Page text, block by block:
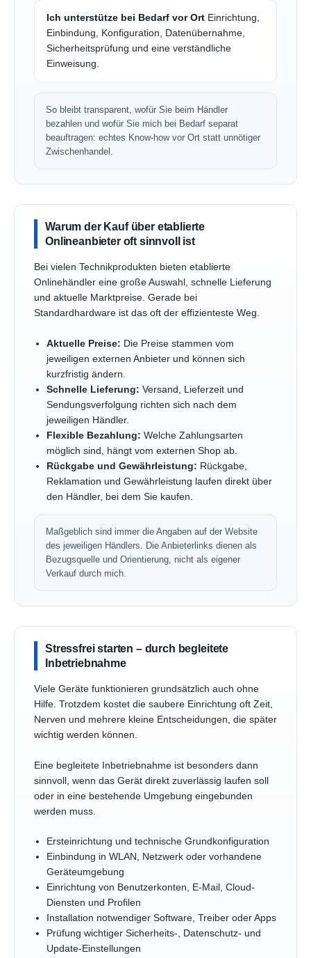
Ich unterstütze bei Bedarf vor Ort Einrichtung,
Einbindung, Konfiguration, Datenübernahme,
Sicherheitsprüfung und eine verständliche
Einweisung.
So bleibt transparent, wofür Sie beim Händler
bezahlen und wofür Sie mich bei Bedarf separat
beauftragen: echtes Know-how vor Ort statt unnötiger
Zwischenhandel.
Warum der Kauf über etablierte
Onlineanbieter oft sinnvoll ist
Bei vielen Technikprodukten bieten etablierte
Onlinehändler eine große Auswahl, schnelle Lieferung
und aktuelle Marktpreise. Gerade bei
Standardhardware ist das oft der effizienteste Weg.
Aktuelle Preise: Die Preise stammen vom
jeweiligen externen Anbieter und können sich
kurzfristig ändern.
Schnelle Lieferung: Versand, Lieferzeit und
Sendungsverfolgung richten sich nach dem
jeweiligen Händler.
Flexible Bezahlung: Welche Zahlungsarten
möglich sind, hängt vom externen Shop ab.
Rückgabe und Gewährleistung: Rückgabe,
Reklamation und Gewährleistung laufen direkt über
den Händler, bei dem Sie kaufen.
Maßgeblich sind immer die Angaben auf der Website
des jeweiligen Händlers. Die Anbieterlinks dienen als
Bezugsquelle und Orientierung, nicht als eigener
Verkauf durch mich.
Stressfrei starten – durch begleitete
Inbetriebnahme
Viele Geräte funktionieren grundsätzlich auch ohne
Hilfe. Trotzdem kostet die saubere Einrichtung oft Zeit,
Nerven und mehrere kleine Entscheidungen, die später
wichtig werden können.
Eine begleitete Inbetriebnahme ist besonders dann
sinnvoll, wenn das Gerät direkt zuverlässig laufen soll
oder in eine bestehende Umgebung eingebunden
werden muss.
Ersteinrichtung und technische Grundkonfiguration
Einbindung in WLAN, Netzwerk oder vorhandene
Geräteumgebung
Einrichtung von Benutzerkonten, E-Mail, Cloud-
Diensten und Profilen
Installation notwendiger Software, Treiber oder Apps
Prüfung wichtiger Sicherheits-, Datenschutz- und
Update-Einstellungen